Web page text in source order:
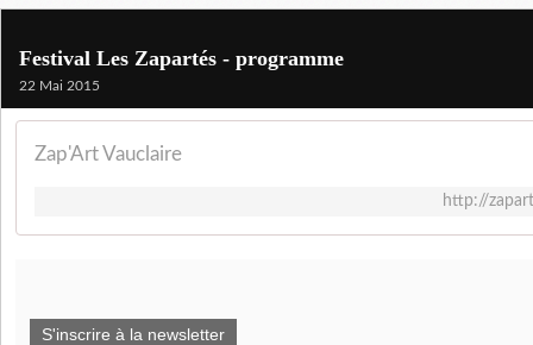
Festival Les Zapartés - programme
22 Mai 2015
Zap'Art Vauclaire
http://
S'inscrire à la newsletter